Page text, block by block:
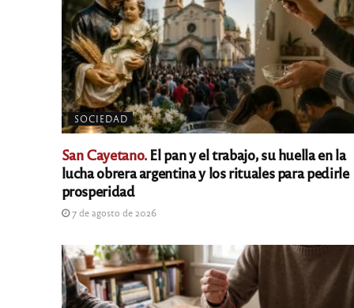
SOCIEDAD
San Cayetano.El pan y el trabajo, su huella en la
lucha obrera argentina y los rituales para pedirle
prosperidad
7 de agosto de 2026